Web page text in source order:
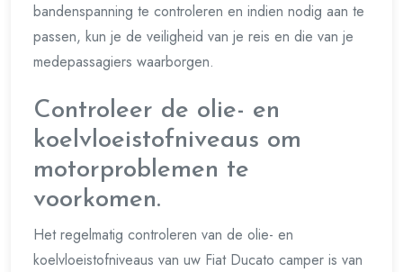
bandenspanning te controleren en indien nodig aan te
passen, kun je de veiligheid van je reis en die van je
medepassagiers waarborgen.
Controleer de olie- en
koelvloeistofniveaus om
motorproblemen te
voorkomen.
Het regelmatig controleren van de olie- en
koelvloeistofniveaus van uw Fiat Ducato camper is van